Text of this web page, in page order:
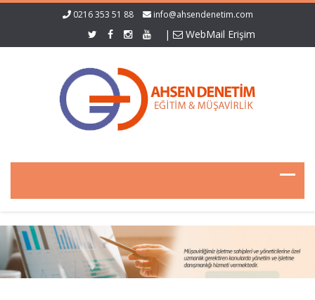
0216 353 51 88 info@ahsendenetim.com
| WebMail Erişim